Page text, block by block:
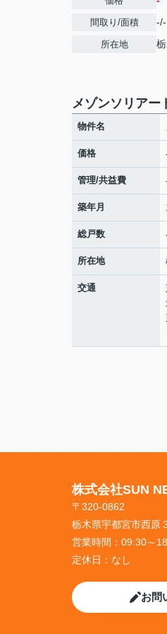
間取り/面積 -/-
所在地
メゾンソリアー
物件名
価格
管理/共益費
築年月
総戸数
所在地
交通
株式会社SUN
〒320-0862
栃木県宇都宮市西原
営業時間： 09:30～
定休日： なし
お問